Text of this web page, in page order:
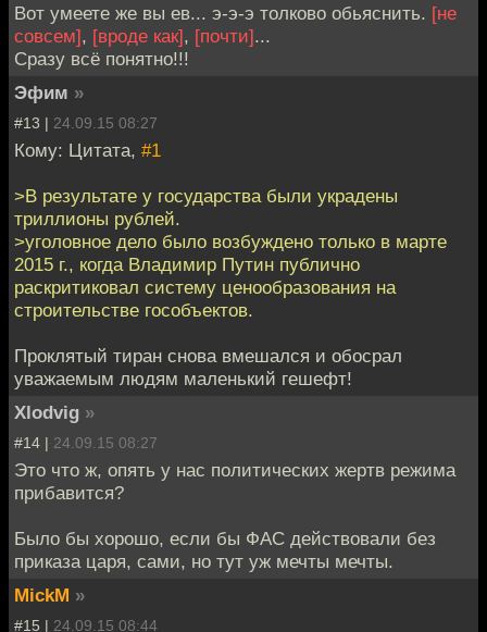
Вот умеете же вы ев... э-э-э толково обьяснить. [не
совсем], [вроде как], [почти]...
Cразу всё понятно!!!
Эфим »
#13 | 24.09.15 08:27
Кому: Цитата, #1
>В результате у государства были украдены
триллионы рублей.
>уголовное дело было возбуждено только в марте
2015 г., когда Владимир Путин публично
раскритиковал систему ценообразования на
строительстве гособъектов.
Проклятый тиран снова вмешался и обосрал
уважаемым людям маленький гешефт!
Xlodvig »
#14 | 24.09.15 08:27
Это что ж, опять у нас политических жертв режима
прибавится?
Было бы хорошо, если бы ФАС действовали без
приказа царя, сами, но тут уж мечты мечты.
MickM »
#15 | 24.09.15 08:44